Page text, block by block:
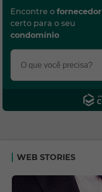
Encontre o fornecedor
certo para o seu
condomínio
WEB STORIES